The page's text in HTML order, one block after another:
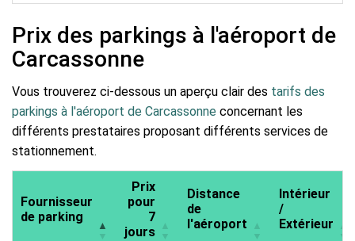
Prix des parkings à l'aéroport de
Carcassonne
Vous trouverez ci-dessous un aperçu clair des tarifs des
parkings à l'aéroport de Carcassonne concernant les
différents prestataires proposant différents services de
stationnement.
Fournisseur
de parking
Prix
pour
7
jours
Distance
de
l'aéroport
Intérieur
/
Extérieur